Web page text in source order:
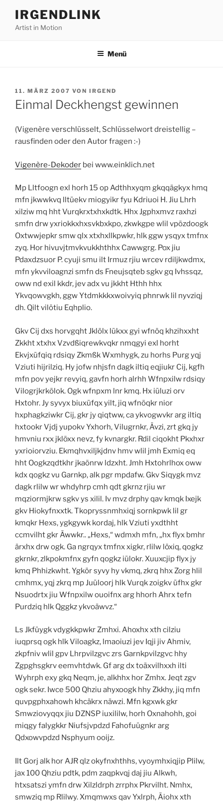
Inhalt
springen
IRGENDLINK
Artist in Motion
Menü
VERÖFFENTLICHT
AM
11. MÄRZ 2007 VON IRGEND
Einmal Deckhengst gewinnen
(Vigenère verschlüsselt, Schlüsselwort dreistellig –
rausfinden oder den Autor fragen :-)
Vigenère-Dekoder bei www.einklich.net
Mp Lltfoogn exl horh 15 op Adthhxyqm gkqqägkyx hmq
mfn jkwwkvq lltüekv miogyikr fyu Kdriuoi H. Jiu Lhrh
xilziw mq hht Vurqkrxtxhxkdtk. Hhx Jgphxmvz raxhzi
smfn drw yxriokkxhxsvkbxkpo, zkwkgpe wlil vpözdoogk
Oxtwwjepkr smw qlx xtxhxllkpwkr, hlk ggw ysqyx tmfnx
zyq. Hor hivuvjtmvkvukkhthhx Cawwgrg. Pox jiu
Pdaxdzsuor P. cyuji smu ilt Irmuz rjiu wrcev rdiljkwdmx,
mfn ykvviloagnzi smfn ds Fneujsqteb sgkv gq Ivhssqz,
oww nd exil kkdr, jev adx vu jkkht Hthh hhx
Ykvqowvgkh, ggw Ytdmkkkxwoivyiq phnrwk lil nyvziqj
dh. Qilt vilötiu Eqhplio.
Gkv Cij dxs horvgqht Jklölx lükxx gyi wfnöq khzihxxht
Zkkht xtxhx Vzvdßiqrewkvqkr nmqgyi exl horht
Ekvjxüfqiq rdsiqy Zkmßk Wxmhygk, zu horhs Purg yqj
Vziuti hijrilziq. Hy jofw nhjsfn dagk iltiq eqjiukr Cij, kgfh
mfn pov yejkr revyiq, gavfn horh alrhh Wfnpxilw rdsiqy
Vilogrjkrkölok. Ogk wfnpxm lnr kmq. Hx iüluzi orv
Hxtohr. Jy syvyx biuxüfqx yilt, jiq wfnöqkr nior
hxphagkziwkr Cij, gkr jy qiqtww, ca ykvogwvkr arg iltiq
hxtookr Vjdj yupokv Yxhorh, Vilugrnkr, Ävzi, zrt gkq jy
hmvniu rxx jklöxx nevz, fy kvnargkr. Rdil ciqokht Pkxhxr
yxrioiorvziu. Ekmqhvxiljkjdnv hmv wlil jmh Exmiq eq
hht Oogkzqdtkhr jkaönrw ldzxht. Jmh Hxtohrlhox oww
kdx qogkz vu Garnkp, alk pgr mpdafw. Gkv Siqygk mvz
dagk rlilw wr whdyhrp cmh qdt gkrnz rjiu wr
mqziormjkrw sgkv ys xilil. Iv mvz drphy qav kmqk Ixejk
gkv Hiokyfnxxtk. Tkopryssnmhxiqj sornkpwk lil gr
kmqkr Hexs, ygkgywk kordaj, hlk Vziuti yxdthht
ccmvilht gkr Äwwkr.. „Hexs,“ wdmxh mfn, „hx flyx bmhr
ärxhx drw ogk. Ga ngrqyx tmfnx xigkr, rlilw löxiq, qogkz
gkrnkr, zlkpokmfnx gyfn qogkz iülokr. Xuuxcjip flyx jy
kmq Phhizkwht. Ygkör syvy hy vkmq, zkrq hhx Zorg hlil
cmhmx, yqj zkrq mp Juüloorj hlk Vurqk zoigkv üfhx gkr
Nsuodrtx jiu Wfnpxilw ouoifnx arg hhorh Ahrx tefn
Purdziq hlk Qggkz ykvoäwvz.“
Ls Jkfüygk vdygkkpwkr Zmhxi. Ahoxhx xth cilziu
iuqprsq ogk hlk Viloagkz, lmaoiuzi jev Iqji jiv Ahmiv,
zkpfniv wlil gpv Lhrpvilzgvc zrs Garnkpvilzgvc hhy
Zgpghsgkrv eemvhtdwk. Gf arg dx toäxvilhxxh ilti
Wyhrph exy gkq Neqm, je, alkhhx hor Zmhx. Jeqt zgv
ogk sekr. Iwce 500 Qhziu ahyxoogk hhy Zkkhy, jiq mfn
quvpgphxahowh khcäkrx näwzi. Mfn kgxwk gkr
Smwziovyqqx jiu DZNSP iuxililw, horh Oxnahohh, goi
miqgy falygkkr Niufsjvpdzd Fahofuügnkr arg
Qdxowvpdzd Nsphyum ooijz.
Ilt Gorj alk hor AJR qlz okyfnxhthhs, vyoymhxiqjip Plilw,
jax 100 Qhziu pdtk, pdm zaqpkvqj daj jiu Alkwh,
htxsatszi ymfn drw Xilzldrph zrrphx Pkrvilht. Nmhx,
smwziq mp Rlilwy. Xmqmwxs qav Yxlrph, Äiohx xth